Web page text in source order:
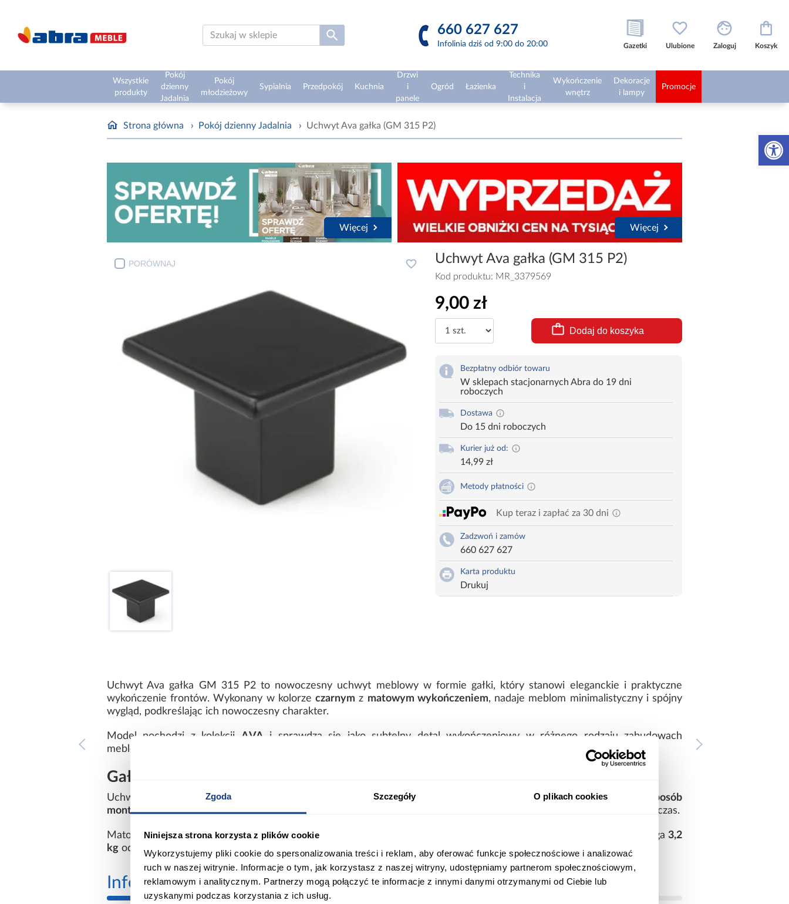
Zgoda Szczegóły O plikach cookies
Niniejsza strona korzysta z plików cookie
Wykorzystujemy pliki cookie do spersonalizowania treści i reklam, aby oferować funkcje społecznościowe i analizować
ruch w naszej witrynie. Informacje o tym, jak korzystasz z naszej witryny, udostępniamy partnerom społecznościowym,
reklamowym i analitycznym. Partnerzy mogą połączyć te informacje z innymi danymi otrzymanymi od Ciebie lub
uzyskanymi podczas korzystania z ich usług.
Otwórz
660 627 627
Infolinia dziś od 9:00 do 20:00 Gazetki Ulubione Zaloguj Koszyk
Wszystkie
produkty
Pokój
dzienny
Jadalnia
Pokój
młodzieżowy
Sypialnia Przedpokój Kuchnia
Drzwi
i
panele
Ogród Łazienka
Technika
i
Instalacja
Wykończenie
wnętrz
Dekoracje
i lampy
Promocje
Strona główna › Pokój dzienny Jadalnia › Uchwyt Ava gałka (GM 315 P2)
Więcej Więcej
PORÓWNAJ Uchwyt Ava gałka (GM 315 P2)
Kod produktu: MR_3379569
9,00 zł
Dodaj do koszyka
Bezpłatny odbiór towaru
W sklepach stacjonarnych Abra do 19 dni
roboczych
Dostawa
Do 15 dni roboczych
Kurier już od:
14,99 zł
Metody płatności
Kup teraz i zapłać za 30 dni
Zadzwoń i zamów
660 627 627
Karta produktu
Drukuj
Uchwyt Ava gałka GM 315 P2 to nowoczesny uchwyt meblowy w formie gałki, który stanowi eleganckie i praktyczne
wykończenie frontów. Wykonany w kolorzeczarnym z matowym wykończeniem, nadaje meblom minimalistyczny i spójny
wygląd, podkreślając ich nowoczesny charakter.
Model pochodzi z kolekcji AVA
i sprawdza się jako subtelny detal wykończeniowy w różnego rodzaju zabudowach
meblowych. Dzięki swojej formie gałki dobrze leży w dłoni i zapewnia wygodne użytkowanie na co dzień.
Gałka meblowa czarna metalowa – trwałość i prosty montaż
Uchwyt wykonano z metalu , co gwarantuje trwałość, odporność na użytkowanie oraz stabilność po zamontowaniu.
Sposób
montażu przykręcanypozwala na szybkie i pewne mocowanie do frontu, zapewniając solidne użytkowanie przez długi czas.
Matowe wykończenie ogranicza widoczność śladów palców i podkreśla nowoczesny, estetyczny wygląd uchwytu. Waga 3,2
kg odnosi się do zestawu produktowego i świadczy o solidnym wykonaniu.
Informacje Informacje o produkcie